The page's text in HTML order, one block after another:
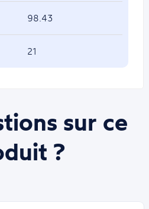
98.43
21
sur ce
?